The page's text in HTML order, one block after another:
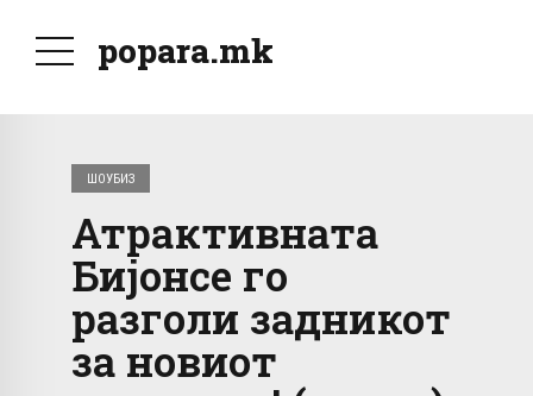
popara.mk
ШОУБИЗ
Атрактивната
Бијонсе го
разголи задникот
за новиот